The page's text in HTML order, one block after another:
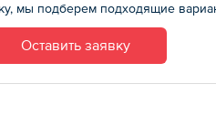
мы подберем подходящие
Оставить заявку